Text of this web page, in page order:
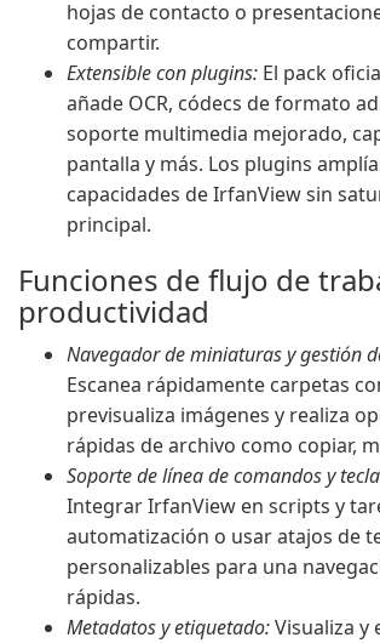
hojas de contacto o
compartir.
Extensible con plugins: El pack
añade OCR, códecs de formato
soporte multimedia mejorado,
pantalla y más. Los plugins
capacidades de IrfanView sin
principal.
Funciones de flujo de
productividad
Navegador de miniaturas y gestión
Escanea rápidamente carpetas
previsualiza imágenes y realiza
rápidas de archivo como copiar,
Soporte de línea de comandos y
Integrar IrfanView en scripts y
automatización o usar atajos de
personalizables para una
rápidas.
Metadatos y etiquetado:Visualiza y